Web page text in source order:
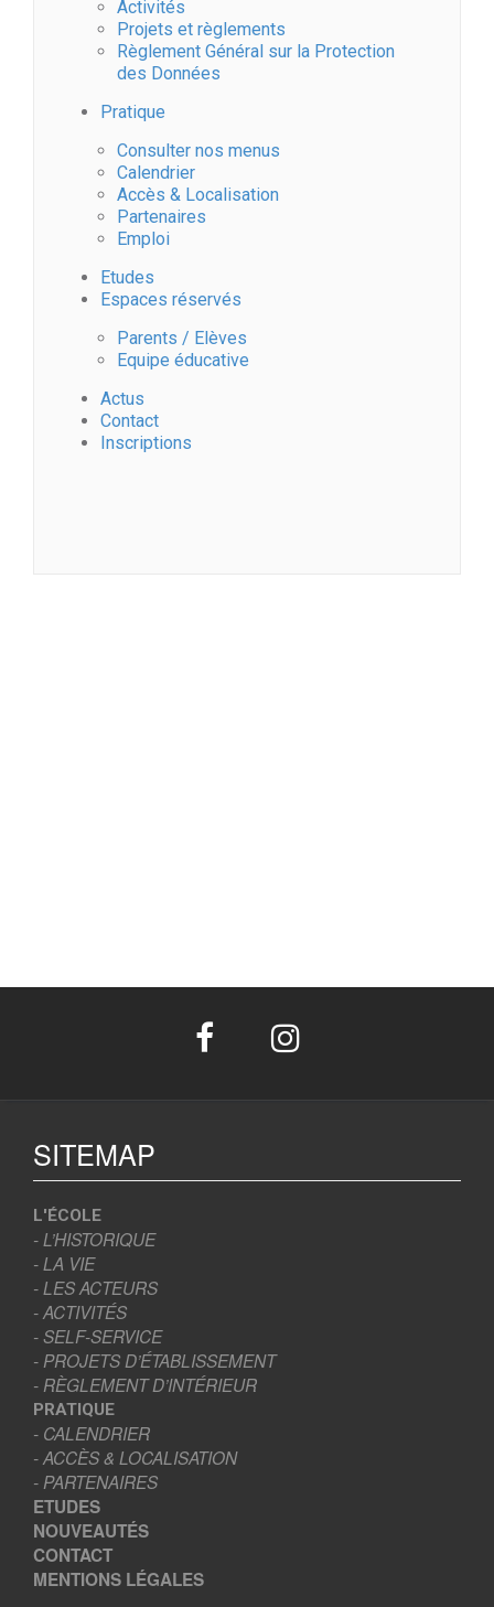
Activités
Projets et règlements
Règlement Général sur la Protection
des Données
Pratique
Consulter nos menus
Calendrier
Accès & Localisation
Partenaires
Emploi
Etudes
Espaces réservés
Parents / Elèves
Equipe éducative
Actus
Contact
Inscriptions
SITEMAP
L'ÉCOLE
- L’HISTORIQUE
- LA VIE
- LES ACTEURS
- ACTIVITÉS
- SELF-SERVICE
- PROJETS D’ÉTABLISSEMENT
- RÈGLEMENT D’INTÉRIEUR
PRATIQUE
- CALENDRIER
- ACCÈS & LOCALISATION
- PARTENAIRES
ETUDES
NOUVEAUTÉS
CONTACT
MENTIONS LÉGALES